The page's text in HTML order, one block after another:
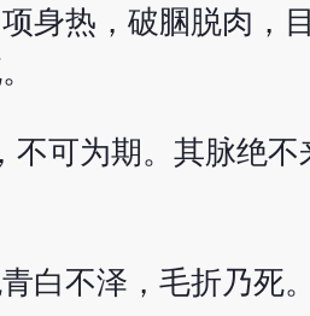
身热，破䐃脱肉，
可为期。其脉绝不
白不泽，毛折乃死。